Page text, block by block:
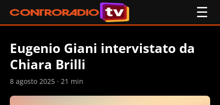
☰
Eugenio Giani intervistato da
Chiara Brilli
8 agosto 2025 · 21 min